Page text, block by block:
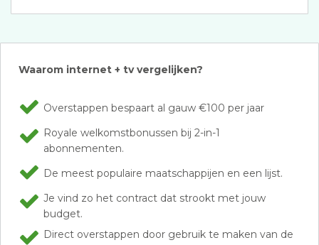
Waarom internet + tv vergelijken?
Overstappen bespaart al gauw €100 per jaar
Royale welkomstbonussen bij 2-in-1
abonnementen.
De meest populaire maatschappijen en een lijst.
Je vind zo het contract dat strookt met jouw
budget.
Direct overstappen door gebruik te maken van de